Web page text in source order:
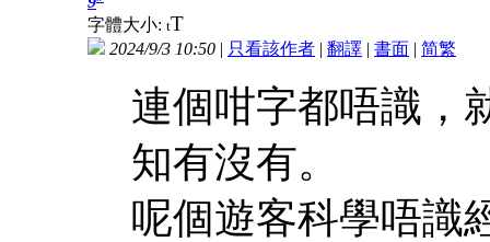
字體大小: tT
2024/9/3 10:50 | 只看該作者 | 翻譯 | 書面 | 简繁
連個咁字都唔識，
知有沒有。
呢個遊客科學唔識